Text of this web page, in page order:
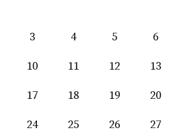
3
4 5 6
10
11 12 13
17
18 19 20
24
25 26 27